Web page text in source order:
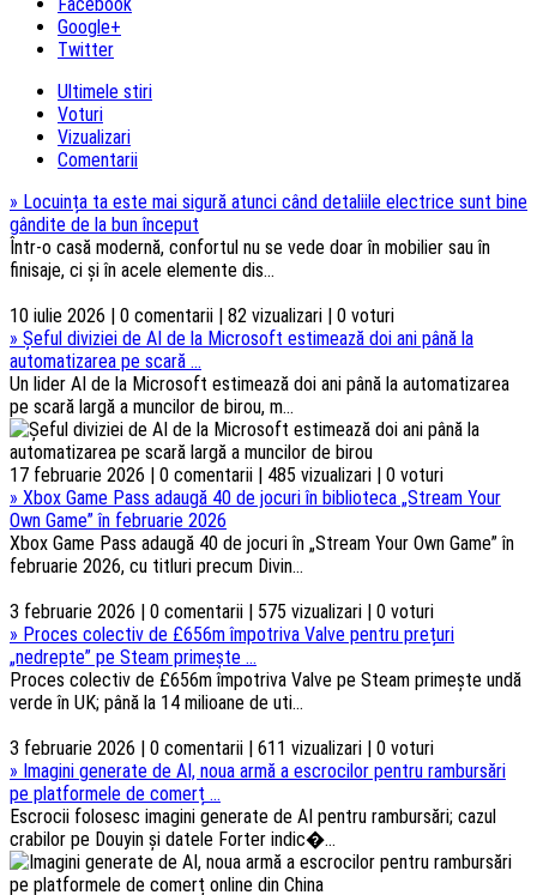
Google+
Twitter
Ultimele stiri
Voturi
Vizualizari
Comentarii
» Locuința ta este mai sigură atunci când detaliile electrice sunt bine
gândite de la bun început
Într-o casă modernă, confortul nu se vede doar în mobilier sau în
finisaje, ci și în acele elemente dis...
10 iulie 2026 | 0 comentarii | 82 vizualizari | 0 voturi
» Șeful diviziei de AI de la Microsoft estimează doi ani până la
automatizarea pe scară ...
Un lider AI de la Microsoft estimează doi ani până la automatizarea
pe scară largă a muncilor de birou, m...
17 februarie 2026 | 0 comentarii | 485 vizualizari | 0 voturi
» Xbox Game Pass adaugă 40 de jocuri în biblioteca „Stream Your
Own Game” în februarie 2026
Xbox Game Pass adaugă 40 de jocuri în „Stream Your Own Game” în
februarie 2026, cu titluri precum Divin...
3 februarie 2026 | 0 comentarii | 575 vizualizari | 0 voturi
» Proces colectiv de £656m împotriva Valve pentru prețuri
„nedrepte” pe Steam primește ...
Proces colectiv de £656m împotriva Valve pe Steam primește undă
verde în UK; până la 14 milioane de uti...
3 februarie 2026 | 0 comentarii | 611 vizualizari | 0 voturi
» Imagini generate de AI, noua armă a escrocilor pentru rambursări
pe platformele de comerț ...
Escrocii folosesc imagini generate de AI pentru rambursări; cazul
crabilor pe Douyin și datele Forter indic�...